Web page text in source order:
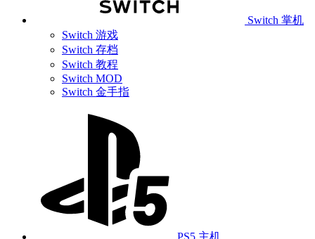
Switch 掌机
Switch 游戏
Switch 存档
Switch 教程
Switch MOD
Switch 金手指